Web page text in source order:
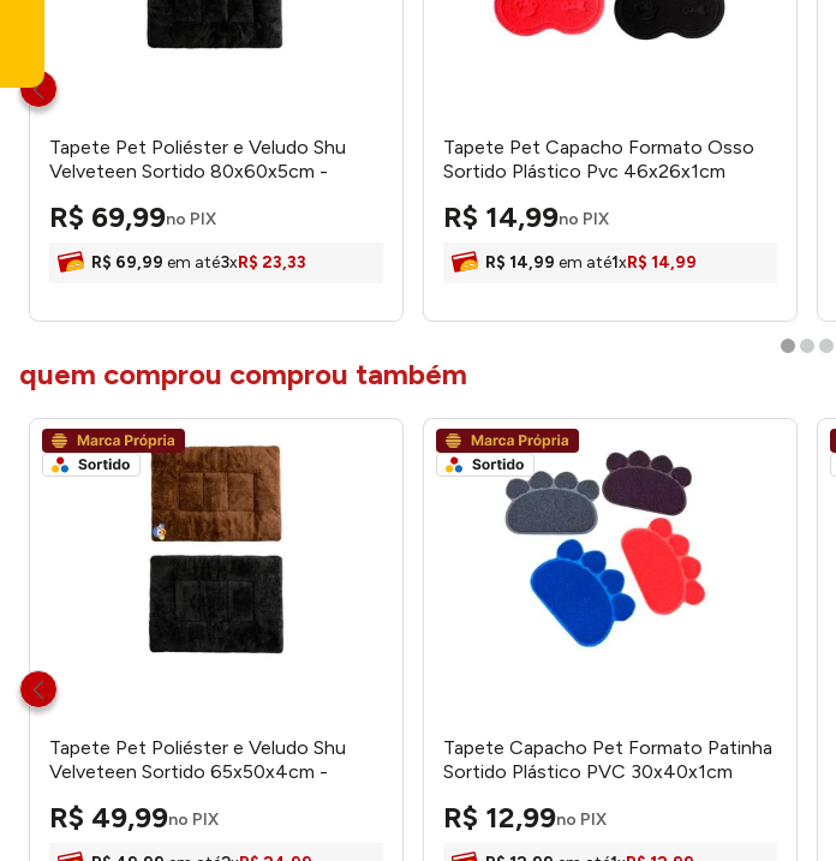
Tapete Pet Poliéster e Veludo Shu
Velveteen Sortido 80x60x5cm -
R$ 69,99no PIX
R$ 69,99 em até3xR$ 23,33
Tapete Pet Capacho Formato Osso
Sortido Plástico Pvc 46x26x1cm
R$ 14,99no PIX
R$ 14,99 em até1xR$ 14,99
quem comprou comprou também
Tapete Pet Poliéster e Veludo Shu
Velveteen Sortido 65x50x4cm -
R$ 49,99no PIX
Tapete Capacho Pet Formato Patinha
Sortido Plástico PVC 30x40x1cm
R$ 12,99no PIX